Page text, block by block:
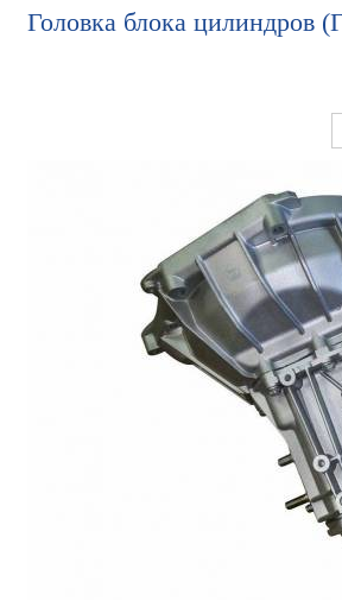
Головка блока цилиндров